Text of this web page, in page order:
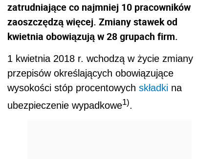
zatrudniające co najmniej 10 pracowników
zaoszczędzą więcej. Zmiany stawek od
kwietnia obowiązują w 28 grupach firm.
1 kwietnia 2018 r. wchodzą w życie zmiany
przepisów określających obowiązujące
wysokości stóp procentowych składki na
ubezpieczenie wypadkowe1).